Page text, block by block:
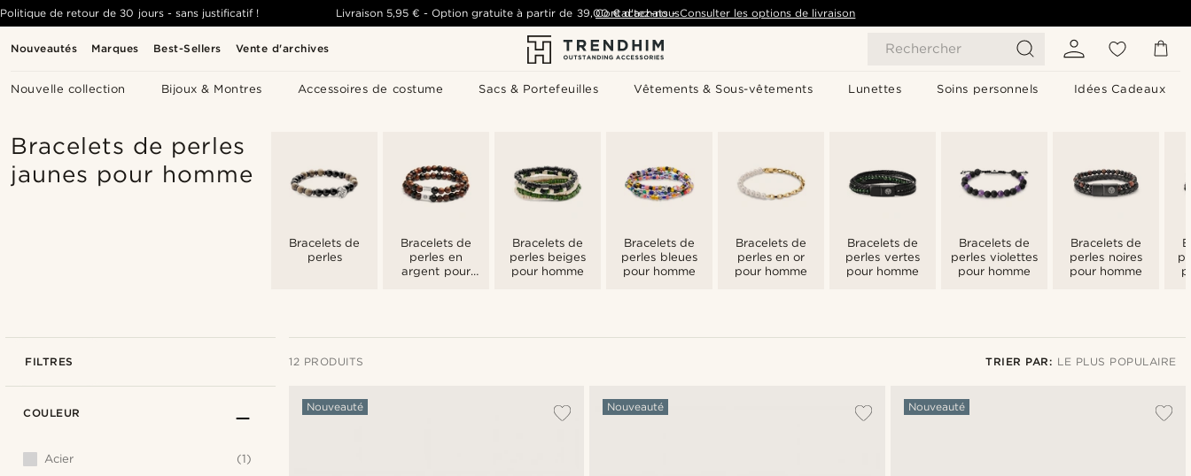
Nouveautés Marques Best-Sellers Vente d'archives Rechercher
Nouvelle collection Bijoux & Montres Accessoires de costume Sacs & Portefeuilles Vêtements & Sous-vêtements Lunettes Soins personnels Idées Cadeaux
Politique de retour de 30 jours - sans justificatif ! Livraison 5,95 € -Option gratuite à partir de 39,00 € d'achats- Consulter les options de livraison
Contactez-nous
Bracelets de perles
jaunes pour homme
Bracelets de
perles
Bracelets de
perles en
argent pour
Bracelets de
perles beiges
pour homme
Bracelets de
perles bleues
pour homme
Bracelets de
perles en or
pour homme
Bracelets de
perles vertes
pour homme
Bracelets de
perles violettes
pour homme
Bracelets de
perles noires
pour homme
FILTRES 12 PRODUITS TRIER PAR: LE PLUS POPULAIRE
Nouveauté Nouveauté Nouveauté
COULEUR
Acier
(1)